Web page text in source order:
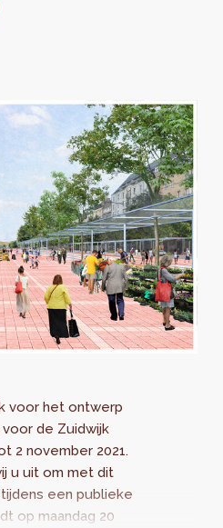
voor het ontwerp
voor de Zuidwijk
2 november 2021.
u uit om met dit
een publieke
op maandag 20